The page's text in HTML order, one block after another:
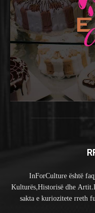
InForCulture është
Kulturës,Historisë dhe
sakta e kuriozitete rreth